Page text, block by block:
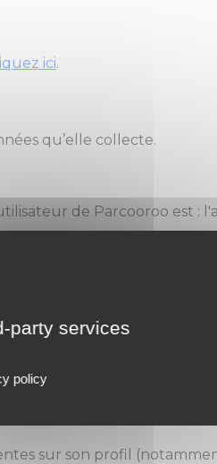
ici.
qu’elle collecte.
de Parcooroo est :
email, le nom et le
qui sont destinées les
et n'est pas nominatif.
aux parcours de formation
de confidentialité de
sur son profil
party services
policy